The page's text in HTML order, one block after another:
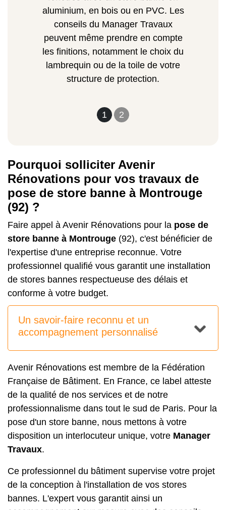
1 2
aluminium, en bois ou en PVC. Les
conseils du Manager Travaux
peuvent même prendre en compte
les finitions, notamment le choix du
lambrequin ou de la toile de votre
structure de protection.
Pourquoi solliciter Avenir
Rénovations pour vos travaux de
pose de store banne à Montrouge
(92) ?
Faire appel à Avenir Rénovations pour la pose de
store banne à Montrouge (92), c'est bénéficier de
l'expertise d'une entreprise reconnue. Votre
professionnel qualifié vous garantit une installation
de stores bannes respectueuse des délais et
conforme à votre budget.
Un savoir-faire reconnu et un
accompagnement personnalisé
Avenir Rénovations est membre de la Fédération
Française de Bâtiment. En France, ce label atteste
de la qualité de nos services et de notre
professionnalisme dans tout le sud de Paris. Pour la
pose d'un store banne, nous mettons à votre
disposition un interlocuteur unique, votre Manager
Travaux.
Ce professionnel du bâtiment supervise votre projet
de la conception à l'installation de vos stores
bannes. L'expert vous garantit ainsi un